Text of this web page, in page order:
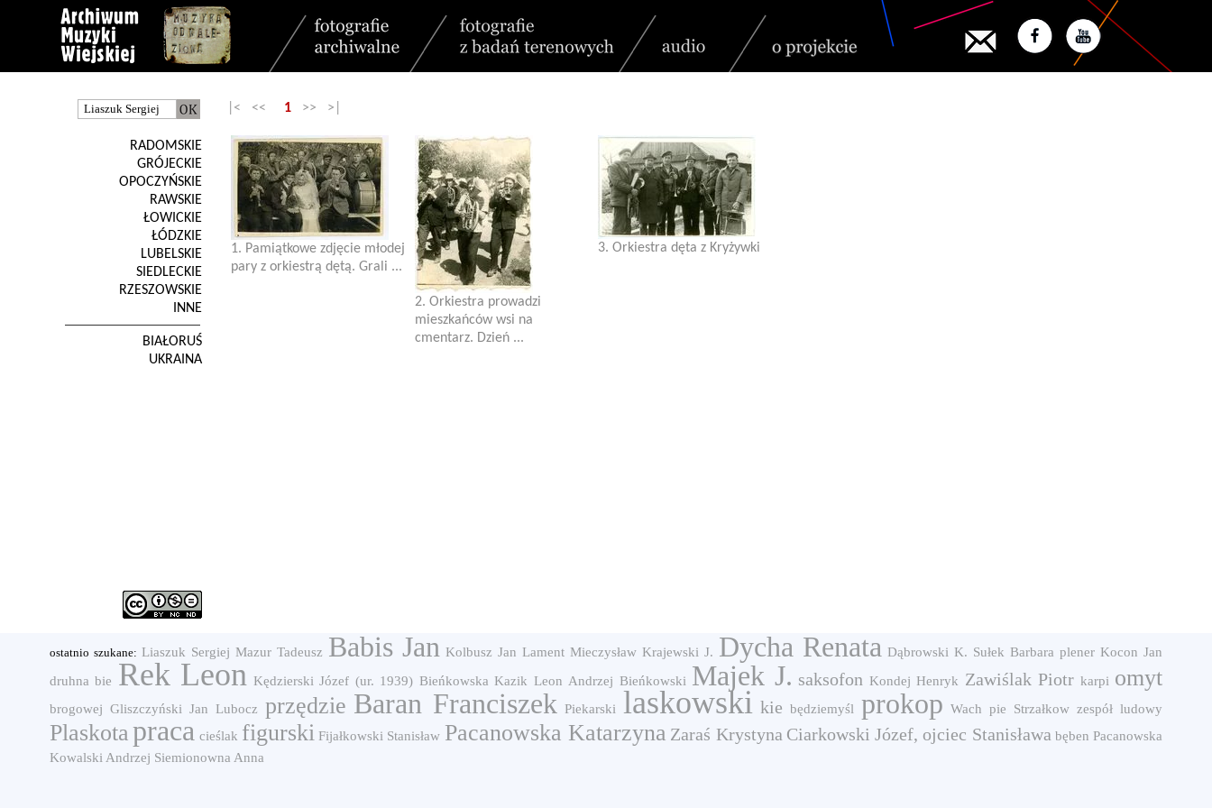
RADOMSKIE
GRÓJECKIE
OPOCZYŃSKIE
RAWSKIE
ŁOWICKIE
ŁÓDZKIE
LUBELSKIE
SIEDLECKIE
RZESZOWSKIE
INNE
BIAŁORUŚ
UKRAINA
|< << 1 >> >|
1. Pamiątkowe zdjęcie młodej
pary z orkiestrą dętą. Grali ...
2. Orkiestra prowadzi
mieszkańców wsi na
cmentarz. Dzień ...
3. Orkiestra dęta z Kryżywki
ostatnio szukane: Liaszuk Sergiej Mazur Tadeusz Babis Jan Kolbusz Jan Lament Mieczysław Krajewski J. Dycha Renata Dąbrowski K. Sułek Barbara plener Kocon Jan
druhna bie Rek Leon Kędzierski Józef (ur. 1939) Bieńkowska Kazik Leon Andrzej Bieńkowski Majek J. saksofon Kondej Henryk Zawiślak Piotr karpi omyt
brogowej Gliszczyński Jan Lubocz przędzie Baran Franciszek Piekarski laskowski kie będziemyśl prokop Wach pie Strzałkow zespół ludowy
Plaskota praca cieślak figurski Fijałkowski Stanisław Pacanowska Katarzyna Zaraś Krystyna Ciarkowski Józef, ojciec Stanisława bęben Pacanowska
Kowalski Andrzej Siemionowna Anna